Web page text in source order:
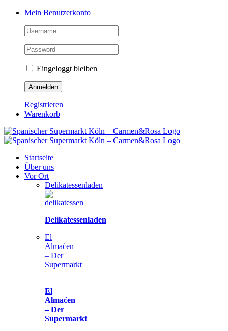
Zum
springen
Facebook
Instagram
Pinterest
Tiktok
YouTubeMein Benutzerkonto
Eingeloggt bleiben
Registrieren
Warenkorb
Startseite
Über uns
Vor Ort
Delikatessenladen
Delikatessenladen
El
Almaćen
– Der
Supermarkt
El
Almaćen
– Der
Supermarkt